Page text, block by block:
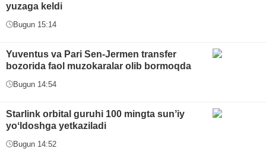
yuzaga keldi
Bugun 15:14
Yuventus va Pari Sen-Jermen transfer
bozorida faol muzokaralar olib bormoqda
Bugun 14:54
Starlink orbital guruhi 100 mingta sunʼiy
yoʻldoshga yetkaziladi
Bugun 14:52